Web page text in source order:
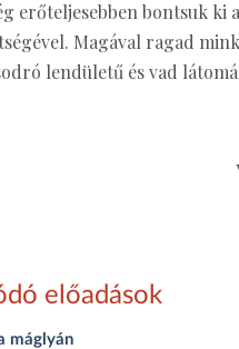
erőteljesebben bontsuk ki
Magával ragad
lendületű és vad
előadások
máglyán